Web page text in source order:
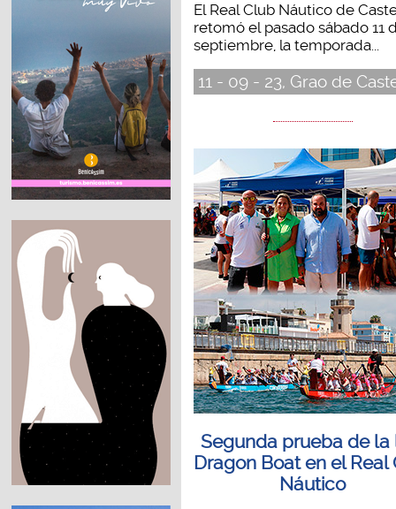
El Real Club Náutico de
retomó el pasado sábado 11
septiembre, la temporada...
11 - 09 - 23, Grao de
Segunda prueba de la
Dragon Boat en el Real
Náutico